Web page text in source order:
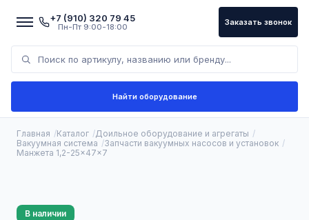
+7 (910) 320 79 45
Пн-Пт 9:00-18:00 Заказать звонок
Найти оборудование
Главная Каталог
Доильное оборудование и агрегаты
Вакуумная система
Запчасти вакуумных насосов и установок
Манжета 1,2-25×47×7
В наличии